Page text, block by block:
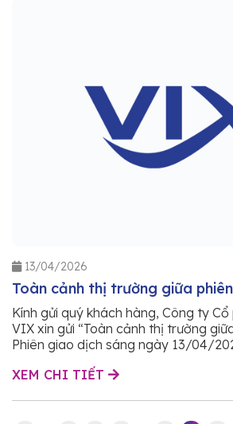
13/04/2026
Toàn cảnh thị trường giữa phiên
Kính gửi quý khách hàng, Công ty
VIX xin gửi “Toàn cảnh thị trường
Phiên giao dịch sáng ngày 13/04/
XEM CHI TIẾT